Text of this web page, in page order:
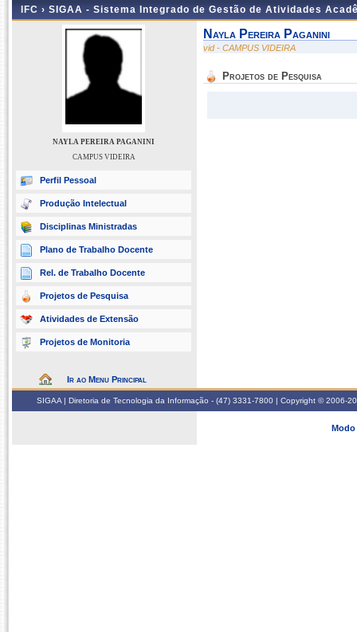
IFC › SIGAA - Sistema Integrado de Gestão de Atividades
NAYLA PEREIRA PAGANINI
CAMPUS VIDEIRA
Perfil Pessoal
Produção Intelectual
Disciplinas Ministradas
Plano de Trabalho Docente
Rel. de Trabalho Docente
Projetos de Pesquisa
Atividades de Extensão
Projetos de Monitoria
Ir ao Menu Principal
Nayla Pereira Paganini
vid - CAMPUS VIDEIRA
Projetos de Pesquisa
SIGAA | Diretoria de Tecnologia da Informação - (47) 3331-7800 | Copyright © 2006-
Modo